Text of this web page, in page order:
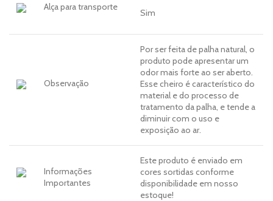
Alça para transporte
Sim
Observação
Por ser feita de palha natural, o
produto pode apresentar um
odor mais forte ao ser aberto.
Esse cheiro é característico do
material e do processo de
tratamento da palha, e tende a
diminuir com o uso e
exposição ao ar.
Informações
Importantes
Este produto é enviado em
cores sortidas conforme
disponibilidade em nosso
estoque!